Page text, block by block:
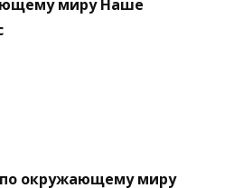
миру Наше
окружающему миру